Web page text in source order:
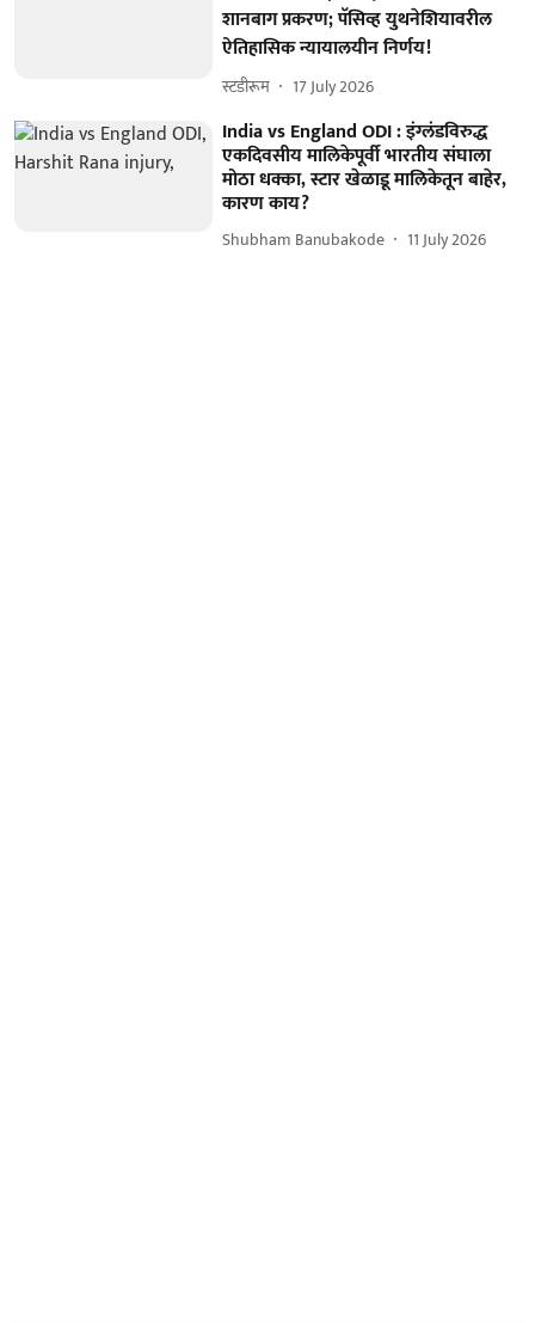
शानबाग प्रकरण; पॅसिव्ह युथनेशियावरील
ऐतिहासिक न्यायालयीन निर्णय!
स्टडीरूम 17 July 2026
India vs England ODI : इंग्लंडविरुद्ध
एकदिवसीय मालिकेपूर्वी भारतीय संघाला
मोठा धक्का, स्टार खेळाडू मालिकेतून बाहेर,
कारण काय?
Shubham Banubakode 11 July 2026